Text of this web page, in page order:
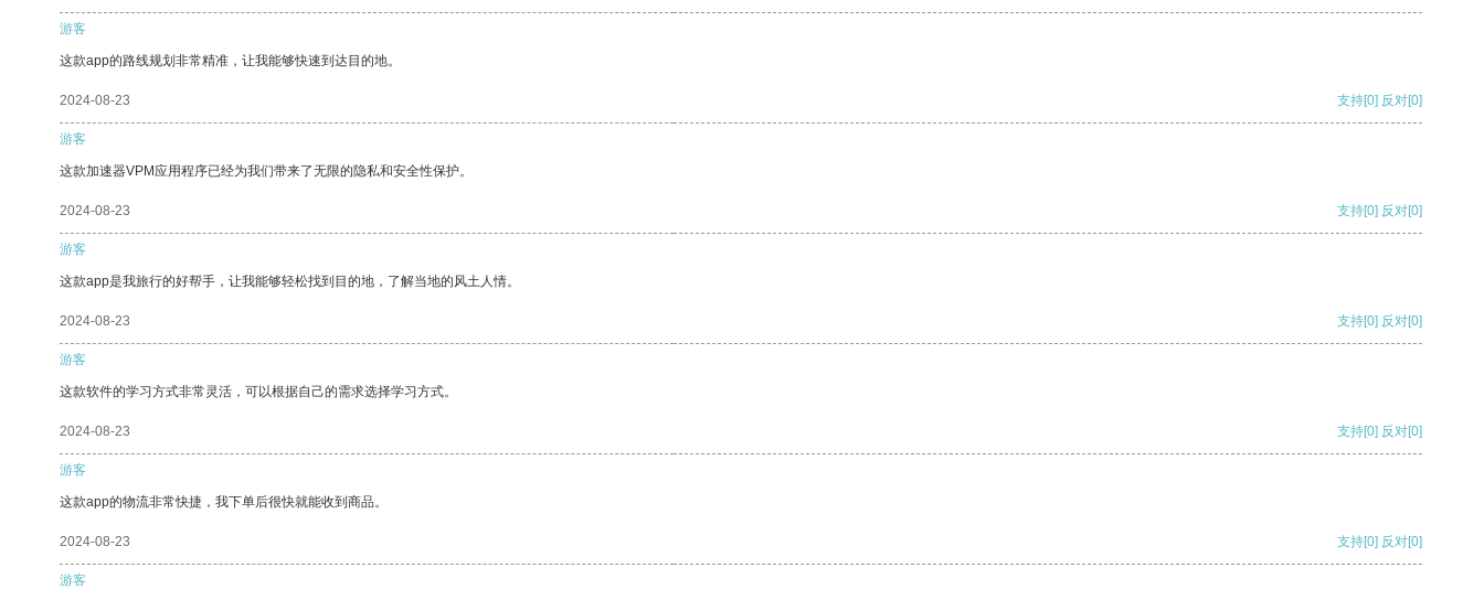
游客
这款app的路线规划非常精准，让我能够快速到达目的地。
2024-08-23 支持[0] 反对[0]
游客
这款加速器VPM应用程序已经为我们带来了无限的隐私和安全性保护。
2024-08-23 支持[0] 反对[0]
游客
这款app是我旅行的好帮手，让我能够轻松找到目的地，了解当地的风土人情。
2024-08-23 支持[0] 反对[0]
游客
这款软件的学习方式非常灵活，可以根据自己的需求选择学习方式。
2024-08-23 支持[0] 反对[0]
游客
这款app的物流非常快捷，我下单后很快就能收到商品。
2024-08-23 支持[0] 反对[0]
游客